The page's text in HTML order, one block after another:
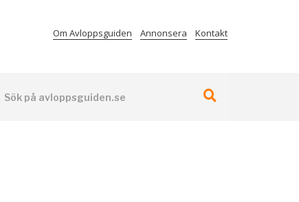
Om Avloppsguiden Annonsera Kontakt